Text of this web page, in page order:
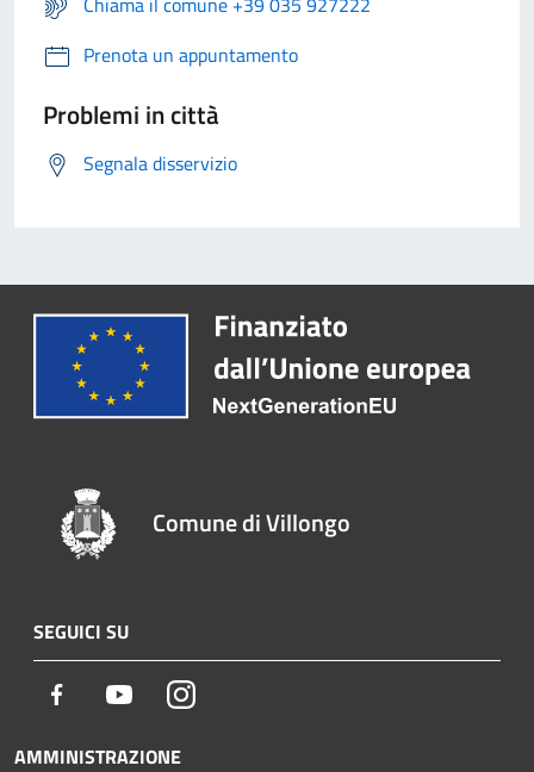
Prenota un appuntamento
Problemi in città
Segnala disservizio
Comune di Villongo
SEGUICI SU
Facebook YoutubeInstagram
AMMINISTRAZIONE